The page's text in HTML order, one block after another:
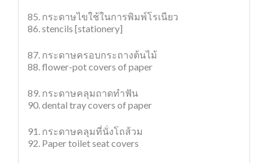
85. กระดาษไขใช้ในการพิมพ์โรเนียว
86. stencils [stationery]
87. กระดาษครอบกระถางต้นไม้
88. flower-pot covers of paper
89. กระดาษคลุมถาดทำฟัน
90. dental tray covers of paper
91. กระดาษคลุมที่นั่งโถส้วม
92. Paper toilet seat covers